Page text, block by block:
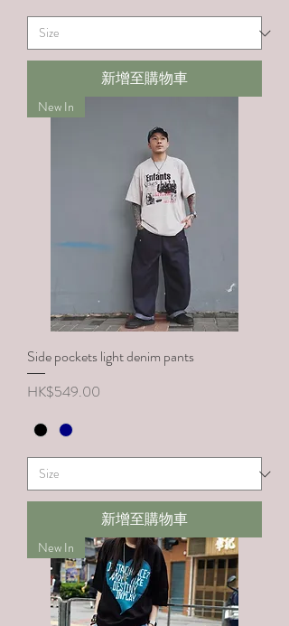
新增至購物車
New In
Side pockets light denim pants
價格
HK$549.00
新增至購物車
New In